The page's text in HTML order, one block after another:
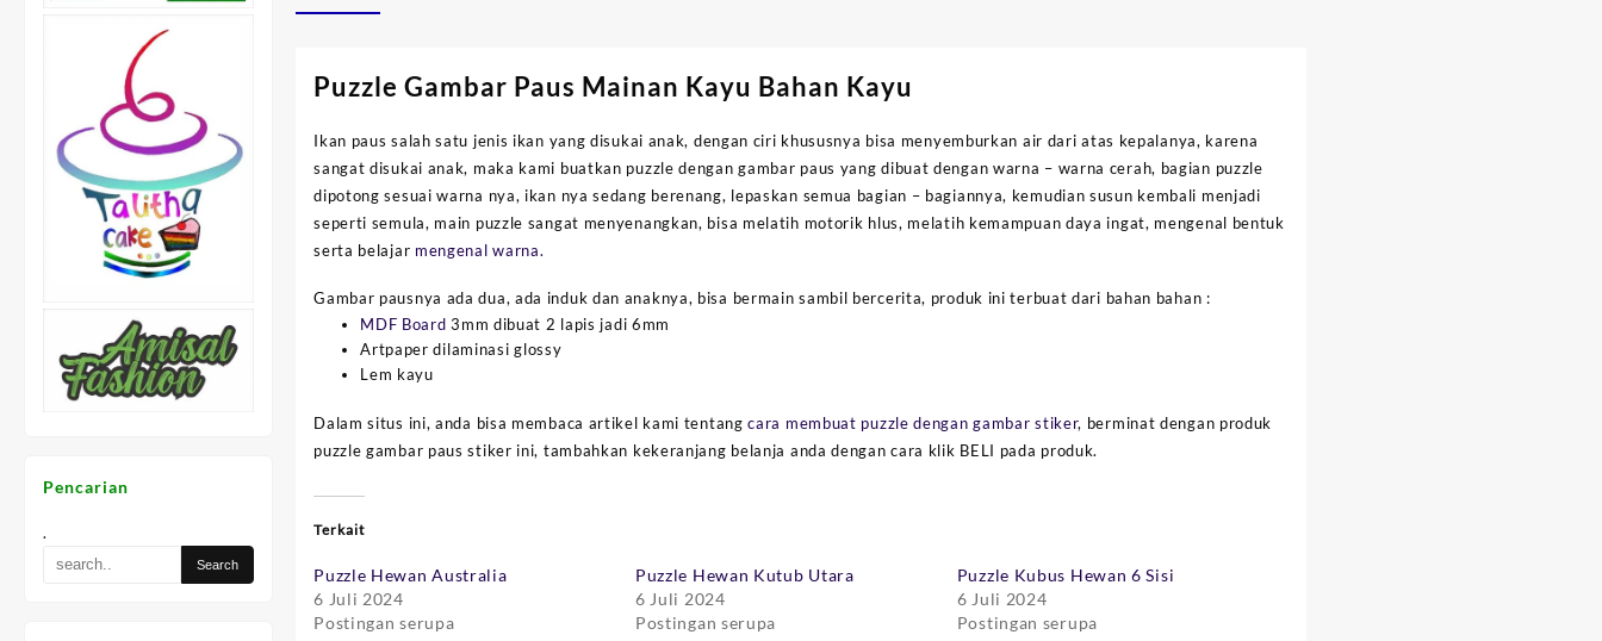
Pencarian
.
Puzzle Gambar Paus Mainan Kayu Bahan Kayu
Ikan paus salah satu jenis ikan yang disukai anak, dengan ciri khususnya bisa menyemburkan air dari atas kepalanya, karena
sangat disukai anak, maka kami buatkan puzzle dengan gambar paus yang dibuat dengan warna – warna cerah, bagian puzzle
dipotong sesuai warna nya, ikan nya sedang berenang, lepaskan semua bagian – bagiannya, kemudian susun kembali menjadi
seperti semula, main puzzle sangat menyenangkan, bisa melatih motorik hlus, melatih kemampuan daya ingat, mengenal bentuk
serta belajar mengenal warna.
Gambar pausnya ada dua, ada induk dan anaknya, bisa bermain sambil bercerita, produk ini terbuat dari bahan bahan :
MDF Board 3mm dibuat 2 lapis jadi 6mm
Artpaper dilaminasi glossy
Lem kayu
Dalam situs ini, anda bisa membaca artikel kami tentangcara membuat puzzle dengan gambar stiker, berminat dengan produk
puzzle gambar paus stiker ini, tambahkan kekeranjang belanja anda dengan cara klik BELI pada produk.
Terkait
Puzzle Hewan Australia
6 Juli 2024
Postingan serupa
Puzzle Hewan Kutub Utara
6 Juli 2024
Postingan serupa
Puzzle Kubus Hewan 6 Sisi
6 Juli 2024
Postingan serupa